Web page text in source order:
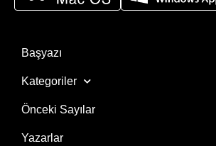
Başyazı
Kategoriler
Önceki Sayılar
Yazarlar